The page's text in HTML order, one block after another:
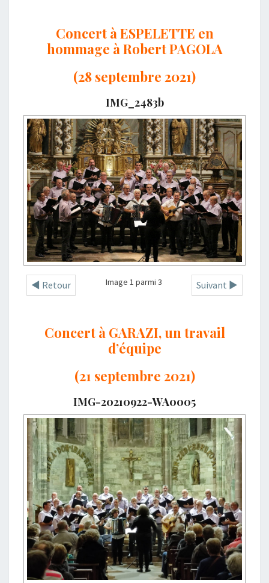
Concert à ESPELETTE en
hommage à Robert PAGOLA
(28 septembre 2021)
IMG_2483b
◄ Retour Suivant ►
Image 1 parmi 3
Concert à GARAZI, un travail
d’équipe
(21 septembre 2021)
IMG-20210922-WA0005